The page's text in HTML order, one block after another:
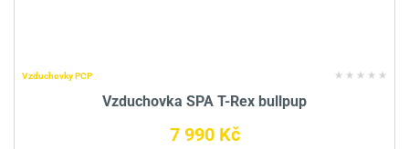
Vzduchovky PCP
Vzduchovka SPA T-Rex bullpup
7 990 Kč